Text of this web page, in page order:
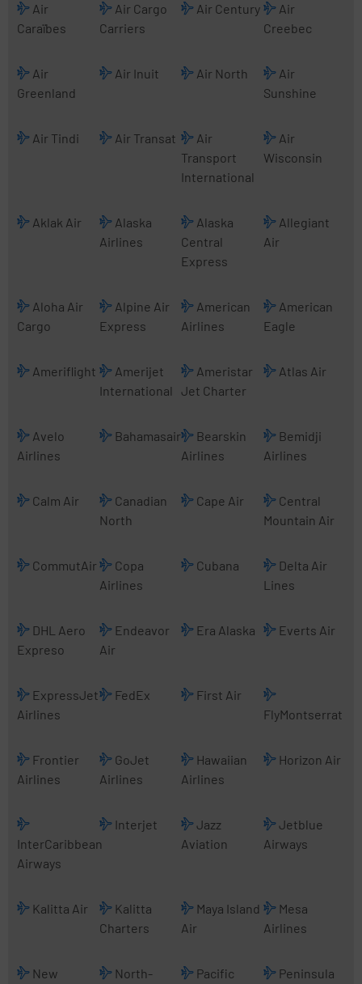
Air
Caraïbes
Air Cargo
Carriers
Air Century
Air
Creebec
Air
Greenland
Air Inuit Air North
Air
Sunshine
Air Tindi Air Transat
Air
Transport
International
Air
Wisconsin
Aklak Air
Alaska
Airlines
Alaska
Central
Express
Allegiant
Air
Aloha Air
Cargo
Alpine Air
Express
American
Airlines
American
Eagle
Ameriflight
Amerijet
International
Ameristar
Jet Charter
Atlas Air
Avelo
Airlines
Bahamasair
Bearskin
Airlines
Bemidji
Airlines
Calm Air
Canadian
North
Cape Air
Central
Mountain Air
CommutAir
Copa
Airlines
Cubana
Delta Air
Lines
DHL Aero
Expreso
Endeavor
Air
Era Alaska Everts Air
ExpressJet
Airlines
FedEx
First Air
FlyMontserrat
Frontier
Airlines
GoJet
Airlines
Hawaiian
Airlines
Horizon Air
InterCaribbean
Airways
Interjet
Jazz
Aviation
Jetblue
Airways
Kalitta Air
Kalitta
Charters
Maya Island
Air
Mesa
Airlines
New
North-
Pacific
Peninsula